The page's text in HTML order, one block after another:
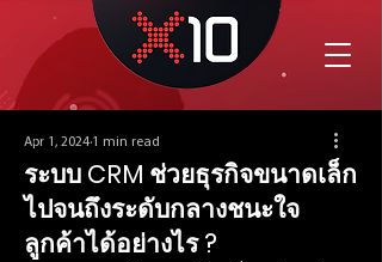
ระบบ CRM ช่วยธุรกิจขนาดเล็ก
ไปจนถึงระดับกลางชนะใจ
ลูกค้าได้อย่างไร ?
Apr 1, 2024 1 min read